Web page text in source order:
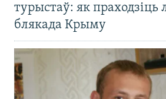
турыстаў: як праходзіць
блякада Крыму